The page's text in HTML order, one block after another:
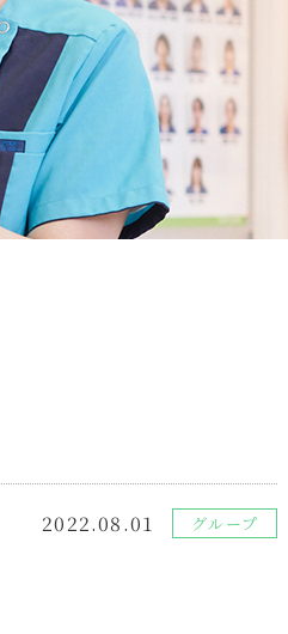
2022.08.01 グループ